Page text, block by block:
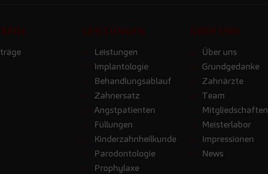
LEISTUNGEN
Leistungen
Implantologie
Behandlungsablauf
Zahnersatz
Angstpatienten
Füllungen
Kinderzahnheilkunde
Parodontologie
Prophylaxe
ÜBER UNS
Über uns
Grundgedanke
Zahnärzte
Team
Mitgliedschaften
Meisterlabor
Impressionen
News